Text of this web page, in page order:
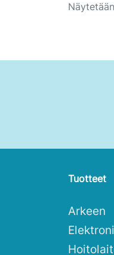
Tuotteet
Arkeen